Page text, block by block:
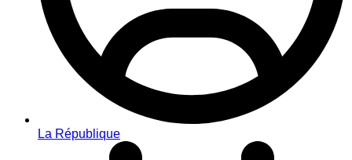
La République